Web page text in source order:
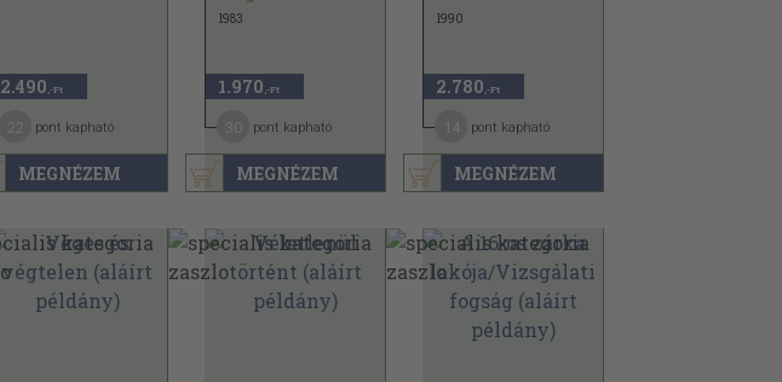
MEGNÉZEM
2.490 ,-Ft
pont kapható
MEGNÉZEM
1983
1.970 ,-Ft
pont kapható
MEGNÉZEM
1990
2.780 ,-Ft
pont kapható